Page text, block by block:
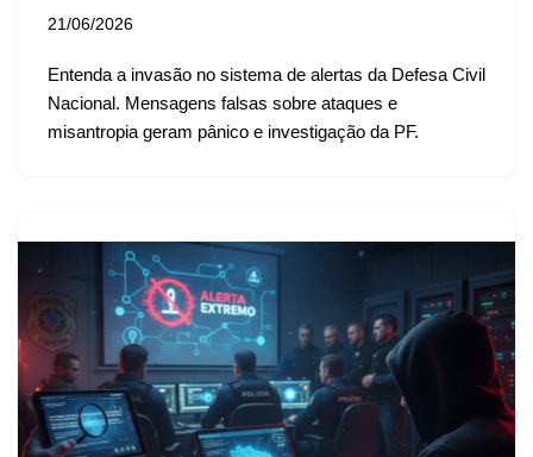
21/06/2026
Entenda a invasão no sistema de alertas da Defesa Civil
Nacional. Mensagens falsas sobre ataques e
misantropia geram pânico e investigação da PF.